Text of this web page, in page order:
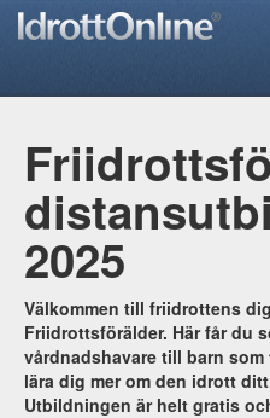
2025
Välkommen till friidrottens
Friidrottsförälder. Här får du
vårdnadshavare till barn
lära dig mer om den idrott
Utbildningen är helt gratis